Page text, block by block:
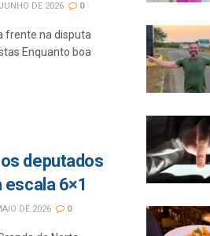
DE 2026 0
frente na disputa
Enquanto boa
deputados
escala 6×1
DE 2026 0